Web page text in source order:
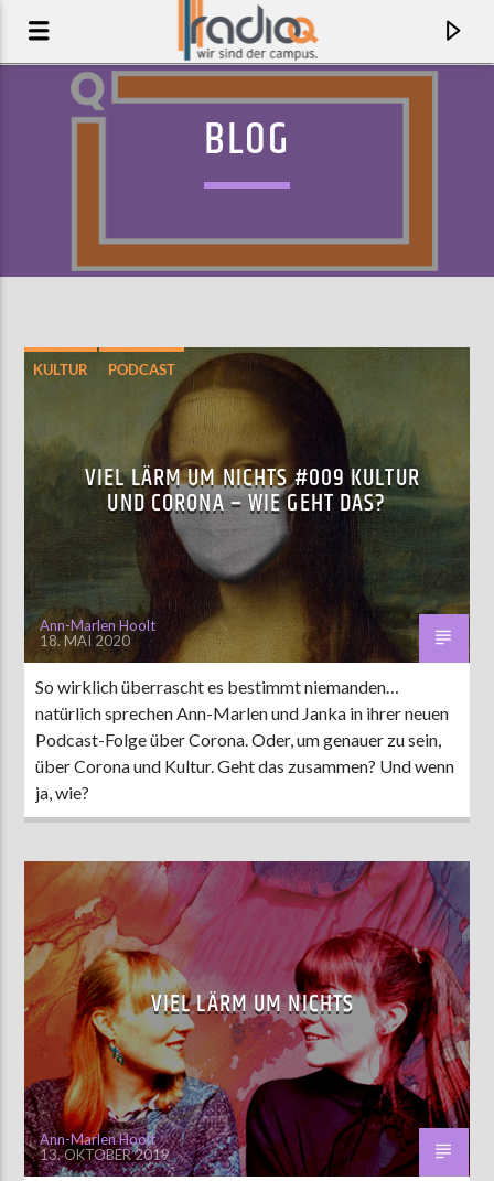
BLUEBIRD
ONE SELF
AKTUELLE SENDUNG
MOEBIUS
19:00 24:00
ZU HÖREN IN Münster90,9 MHz Steinfurt103,9 MHz
BLOG
KULTUR PODCAST
VIEL LÄRM UM NICHTS #009 KULTUR
UND CORONA – WIE GEHT DAS?
Ann-Marlen Hoolt
18. MAI 2020
So wirklich überrascht es bestimmt niemanden…
natürlich sprechen Ann-Marlen und Janka in ihrer neuen
Podcast-Folge über Corona. Oder, um genauer zu sein,
über Corona und Kultur. Geht das zusammen? Und wenn
ja, wie?
VIEL LÄRM UM NICHTS
Ann-Marlen Hoolt
13. OKTOBER 2019